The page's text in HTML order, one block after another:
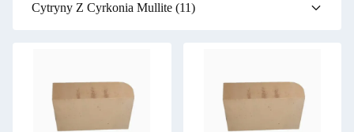
Cytryny Z Cyrkonia Mullite (11)